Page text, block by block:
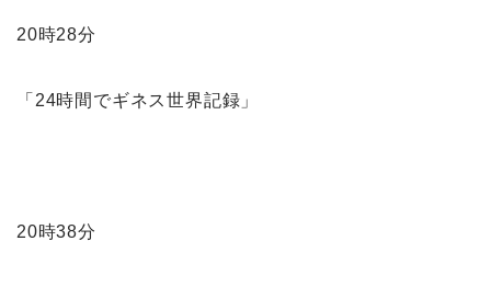
20時28分
「24時間でギネス世界記録」
20時38分